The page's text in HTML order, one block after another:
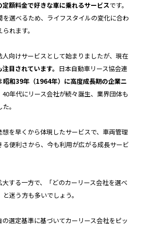
定額料金で好きな車に乗れるサービスです。
選べるため、ライフスタイルの変化に合わ
れます。
向けサービスとして始まりましたが、現在
目されています。 日本自動車リース協会連
昭和39年（1964年）に高度成長期の企業ニ
40年代にリース会社が続々誕生、業界団体も
。
を早くから体現したサービスで、車両管理
便利さから、今も利用が広がる成長サービ
する一方で、「どのカーリース会社を選べ
迷う方も多いでしょう。
選定基準に基づいてカーリース会社をピッ
アップルジム評判
ネス カーリース
ギフト ゴルフ
ナイトブラ安い